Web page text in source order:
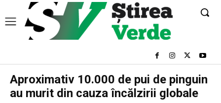
Aproximativ 10.000 de pui de pinguin
au murit din cauza încălzirii globale